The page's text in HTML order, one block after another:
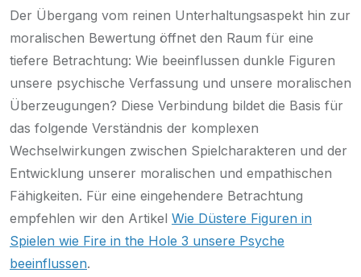
Der Übergang vom reinen Unterhaltungsaspekt hin zur
moralischen Bewertung öffnet den Raum für eine
tiefere Betrachtung: Wie beeinflussen dunkle Figuren
unsere psychische Verfassung und unsere moralischen
Überzeugungen? Diese Verbindung bildet die Basis für
das folgende Verständnis der komplexen
Wechselwirkungen zwischen Spielcharakteren und der
Entwicklung unserer moralischen und empathischen
Fähigkeiten. Für eine eingehendere Betrachtung
empfehlen wir den Artikel Wie Düstere Figuren in
Spielen wie Fire in the Hole 3 unsere Psyche
beeinflussen.